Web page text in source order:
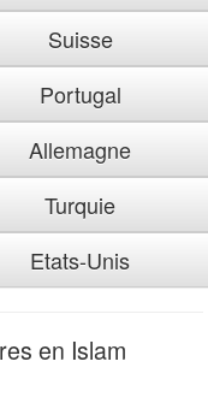
Suisse
Portugal
Allemagne
Turquie
Etats-Unis
en Islam